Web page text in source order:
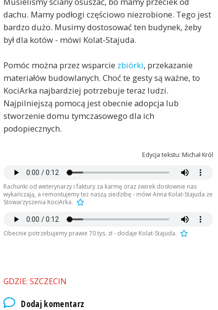
dachu. Mamy podłogi częściowo niezrobione. Tego jest
bardzo dużo. Musimy dostosować ten budynek, żeby
był dla kotów - mówi Kolat-Stajuda.
Pomóc można przez wsparcie zbiórki, przekazanie
materiałów budowlanych. Choć te gesty są ważne, to
KociArka najbardziej potrzebuje teraz ludzi.
Najpilniejszą pomocą jest obecnie adopcja lub
stworzenie domu tymczasowego dla ich
podopiecznych.
Edycja tekstu: Michał Król
Rachunki od weterynarzy i faktury za karmę oraz żwirek dosłownie nas
wykańczają, a remontujemy też naszą siedzibę - mówi Anna Kolat-Stajuda ze
Stowarzyszenia KociArka.
Obecnie potrzebujemy prawie 70 tys. zł - dodaje Kolat-Stajuda.
GDZIE: SZCZECIN
Dodaj komentarz